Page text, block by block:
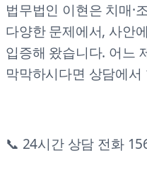
법무법인 이현은 치매·
다양한 문제에서, 사안
입증해 왔습니다. 어느
막막하시다면 상담에
📞 24시간 상담 전화